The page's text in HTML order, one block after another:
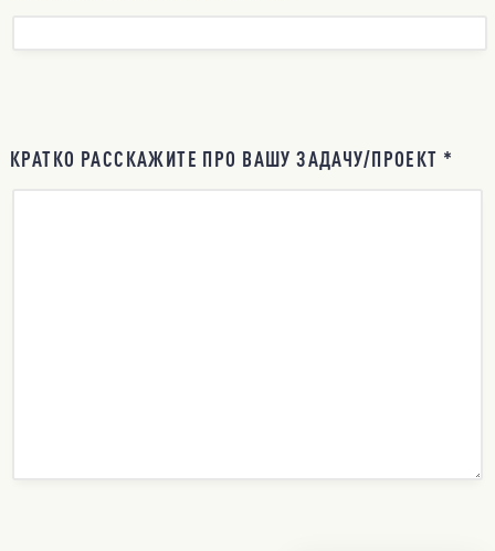
КРАТКО РАССКАЖИТЕ ПРО ВАШУ ЗАДАЧУ/ПРОЕКТ *